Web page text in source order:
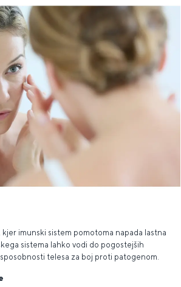
imunski sistem pomotoma napada lastna
sistema lahko vodi do pogostejših
telesa za boj proti patogenom.